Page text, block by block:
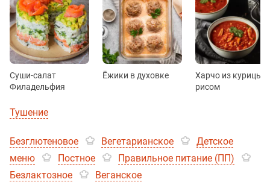
Суши-салат
Филадельфия
Ёжики в духовке
Харчо из курицы с
рисом
Тушение
Безглютеновое Вегетарианское
Детское
меню
Постное
Правильное питание (ПП)
Безлактозное
Веганское